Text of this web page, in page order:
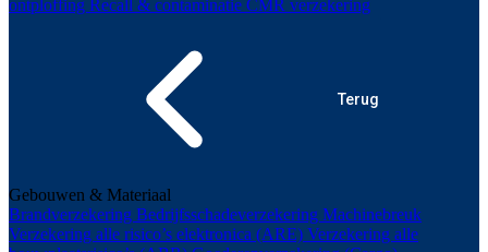
ontploffing Recall & contaminatie CMR verzekering
Terug
Gebouwen & Materiaal
Brandverzekering Bedrijfsschadeverzekering Machinebreuk
Verzekering alle risico’s elektronica (ARE) Verzekering alle